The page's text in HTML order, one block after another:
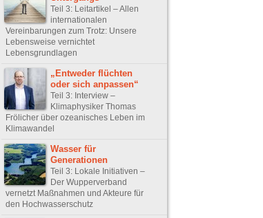
Teil 3: Leitartikel – Allen
internationalen
Vereinbarungen zum Trotz: Unsere
Lebensweise vernichtet
Lebensgrundlagen
„Entweder flüchten
oder sich anpassen“
Teil 3: Interview –
Klimaphysiker Thomas
Frölicher über ozeanisches Leben im
Klimawandel
Wasser für
Generationen
Teil 3: Lokale Initiativen –
Der Wupperverband
vernetzt Maßnahmen und Akteure für
den Hochwasserschutz